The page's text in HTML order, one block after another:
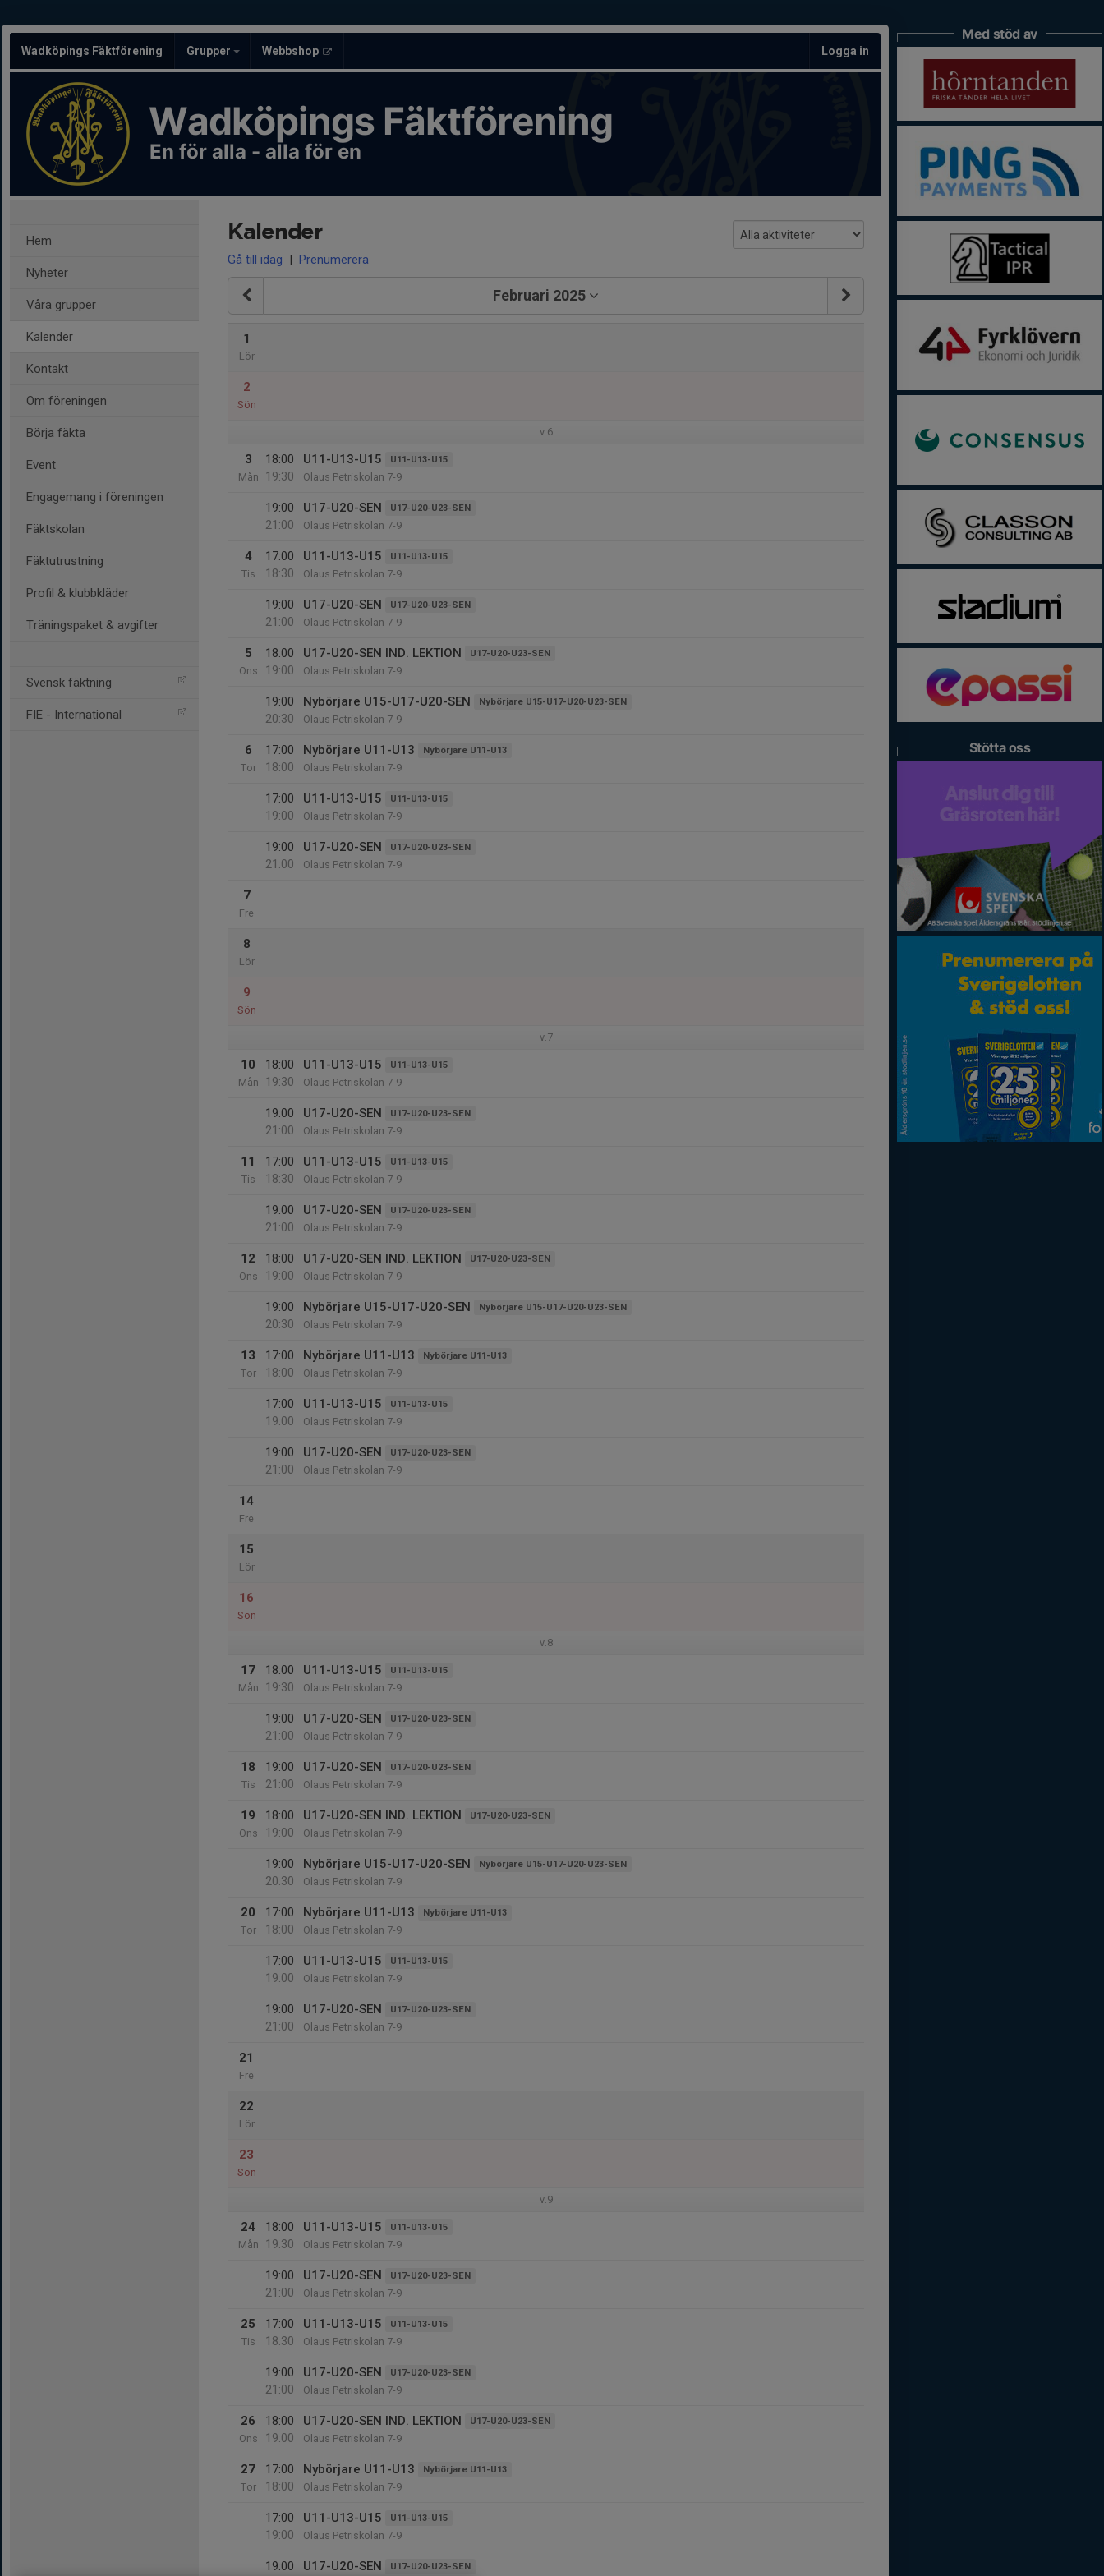
Wadköpings Fäktförening Grupper Webbshop Logga in
Wadköpings Fäktförening
En för alla - alla för en
Hem
Nyheter
Våra grupper
Kalender
Kontakt
Om föreningen
Börja fäkta
Event
Engagemang i föreningen
Fäktskolan
Fäktutrustning
Profil & klubbkläder
Träningspaket & avgifter
Svensk fäktning
FIE - International
Kalender
Gå till idag | Prenumerera
Februari 2025
1
Lör
2
Sön
v.6
3
Mån
18:00
19:30
U11-U13-U15 U11-U13-U15
Olaus Petriskolan 7-9
19:00
21:00
U17-U20-SEN U17-U20-U23-SEN
Olaus Petriskolan 7-9
4
Tis
17:00
18:30
U11-U13-U15 U11-U13-U15
Olaus Petriskolan 7-9
19:00
21:00
U17-U20-SEN U17-U20-U23-SEN
Olaus Petriskolan 7-9
5
Ons
18:00
19:00
U17-U20-SEN IND. LEKTION U17-U20-U23-SEN
Olaus Petriskolan 7-9
19:00
20:30
Nybörjare U15-U17-U20-SEN Nybörjare U15-U17-U20-U23-SEN
Olaus Petriskolan 7-9
6
Tor
17:00
18:00
Nybörjare U11-U13 Nybörjare U11-U13
Olaus Petriskolan 7-9
17:00
19:00
U11-U13-U15 U11-U13-U15
Olaus Petriskolan 7-9
19:00
21:00
U17-U20-SEN U17-U20-U23-SEN
Olaus Petriskolan 7-9
7
Fre
8
Lör
9
Sön
v.7
10
Mån
18:00
19:30
U11-U13-U15 U11-U13-U15
Olaus Petriskolan 7-9
19:00
21:00
U17-U20-SEN U17-U20-U23-SEN
Olaus Petriskolan 7-9
11
Tis
17:00
18:30
U11-U13-U15 U11-U13-U15
Olaus Petriskolan 7-9
19:00
21:00
U17-U20-SEN U17-U20-U23-SEN
Olaus Petriskolan 7-9
12
Ons
18:00
19:00
U17-U20-SEN IND. LEKTION U17-U20-U23-SEN
Olaus Petriskolan 7-9
19:00
20:30
Nybörjare U15-U17-U20-SEN Nybörjare U15-U17-U20-U23-SEN
Olaus Petriskolan 7-9
13
Tor
17:00
18:00
Nybörjare U11-U13 Nybörjare U11-U13
Olaus Petriskolan 7-9
17:00
19:00
U11-U13-U15 U11-U13-U15
Olaus Petriskolan 7-9
19:00
21:00
U17-U20-SEN U17-U20-U23-SEN
Olaus Petriskolan 7-9
14
Fre
15
Lör
16
Sön
v.8
17
Mån
18:00
19:30
U11-U13-U15 U11-U13-U15
Olaus Petriskolan 7-9
19:00
21:00
U17-U20-SEN U17-U20-U23-SEN
Olaus Petriskolan 7-9
18
Tis
19:00
21:00
U17-U20-SEN U17-U20-U23-SEN
Olaus Petriskolan 7-9
19
Ons
18:00
19:00
U17-U20-SEN IND. LEKTION U17-U20-U23-SEN
Olaus Petriskolan 7-9
19:00
20:30
Nybörjare U15-U17-U20-SEN Nybörjare U15-U17-U20-U23-SEN
Olaus Petriskolan 7-9
20
Tor
17:00
18:00
Nybörjare U11-U13 Nybörjare U11-U13
Olaus Petriskolan 7-9
17:00
19:00
U11-U13-U15 U11-U13-U15
Olaus Petriskolan 7-9
19:00
21:00
U17-U20-SEN U17-U20-U23-SEN
Olaus Petriskolan 7-9
21
Fre
22
Lör
23
Sön
v.9
24
Mån
18:00
19:30
U11-U13-U15 U11-U13-U15
Olaus Petriskolan 7-9
19:00
21:00
U17-U20-SEN U17-U20-U23-SEN
Olaus Petriskolan 7-9
25
Tis
17:00
18:30
U11-U13-U15 U11-U13-U15
Olaus Petriskolan 7-9
19:00
21:00
U17-U20-SEN U17-U20-U23-SEN
Olaus Petriskolan 7-9
26
Ons
18:00
19:00
U17-U20-SEN IND. LEKTION U17-U20-U23-SEN
Olaus Petriskolan 7-9
27
Tor
17:00
18:00
Nybörjare U11-U13 Nybörjare U11-U13
Olaus Petriskolan 7-9
17:00
19:00
U11-U13-U15 U11-U13-U15
Olaus Petriskolan 7-9
19:00 U17-U20-SEN U17-U20-U23-SEN
Med stöd av
Stötta oss